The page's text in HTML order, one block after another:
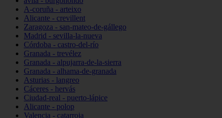
A-coruña - arteixo
Alicante - crevillent
Zaragoza - san-mateo-de-gállego
Madrid - sevilla-la-nueva
Córdoba - castro-del-río
Granada - trevélez
Granada - alpujarra-de-la-sierra
Granada - alhama-de-granada
Asturias - langreo
Cáceres - hervás
Ciudad-real - puerto-lápice
Alicante - polop
Valencia - catarroja